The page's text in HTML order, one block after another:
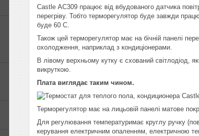
Castle АС309 працює від вбудованого датчика
перегріву. Тобто терморегулятор буде завжди
буде 60 С.
Також цей терморегулятор має на бічній панелі
охолодження, наприклад з кондиціонерами.
В лівому верхньому кутку є схований світлодіод,
викруткою.
Плата виглядає таким чином.
Терморегулятор має на лицьовій панелі матове
Для регулювання температуримає круглу ручку
керування електричним опаленням, електричною